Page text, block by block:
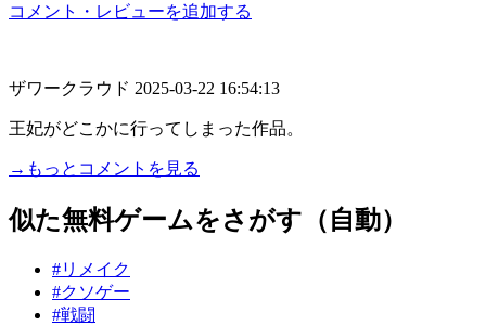
コメント・レビューを追加する
ザワークラウド 2025-03-22 16:54:13
王妃がどこかに行ってしまった作品。
→もっとコメントを見る
似た無料ゲームをさがす（自動）
#リメイク
#クソゲー
#戦闘